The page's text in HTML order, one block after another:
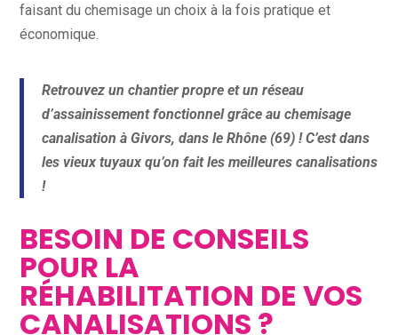
faisant du chemisage un choix à la fois pratique et
économique.
Retrouvez un chantier propre et un réseau
d’assainissement fonctionnel grâce au chemisage
canalisation à Givors, dans le Rhône (69) ! C’est dans
les vieux tuyaux qu’on fait les meilleures canalisations
!
BESOIN DE CONSEILS
POUR LA
RÉHABILITATION DE VOS
CANALISATIONS ?